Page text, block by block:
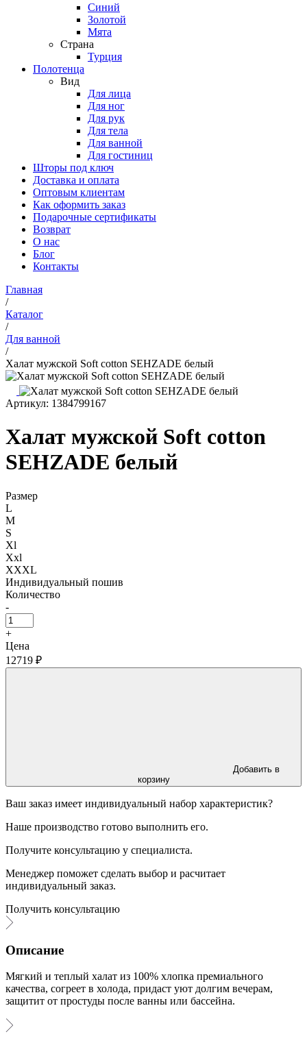
Синий
Золотой
Мята
Страна
Турция
Полотенца
Вид
Для лица
Для ног
Для рук
Для тела
Для ванной
Для гостиниц
Шторы под ключ
Доставка и оплата
Оптовым клиентам
Как оформить заказ
Подарочные сертификаты
Возврат
О нас
Блог
Контакты
Главная
/
Каталог
/
Для ванной
/
Халат мужской Soft cotton SEHZADE белый
Артикул: 1384799167
Халат мужской Soft cotton
SEHZADE белый
Размер
L
M
S
Xl
Xxl
XXXL
Индивидуальный пошив
Количество
-
+
Цена
12719 ₽
Добавить в
корзину
Ваш заказ имеет индивидуальный набор характеристик?
Наше производство готово выполнить его.
Получите консультацию у специалиста.
Менеджер поможет сделать выбор и расчитает
индивидуальный заказ.
Получить консультацию
Описание
Мягкий и теплый халат из 100% хлопка премиального
качества, согреет в холода, придаст уют долгим вечерам,
защитит от простуды после ванны или бассейна.